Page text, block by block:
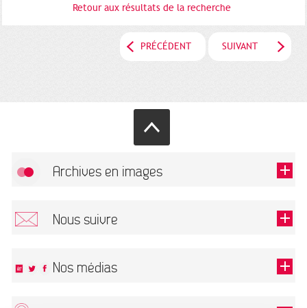
Retour aux résultats de la recherche
PRÉCÉDENT SUIVANT
Archives en images
Nous suivre
Nos médias